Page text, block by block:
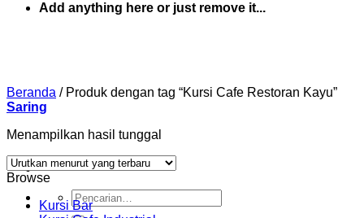
Add anything here or just remove it...
Pencarian
untuk:
Beranda /Produk dengan tag “Kursi Cafe Restoran Kayu”
Saring
Menampilkan hasil tunggal
Browse
Kursi Bar